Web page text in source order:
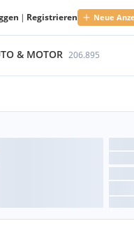
| Registrieren Neue
& MOTOR 206.895